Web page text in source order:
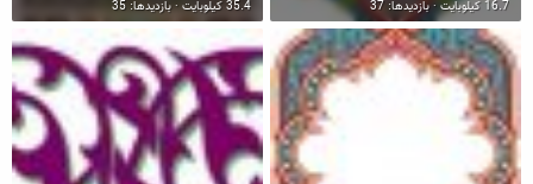
16.7 کیلوبایت · بازدیدها: 37
35.4 کیلوبایت · بازدیدها: 35